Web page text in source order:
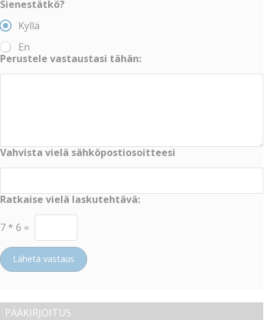
Sienestätkö?
Kyllä
En
Perustele vastaustasi tähän:
Vahvista vielä sähköpostiosoitteesi
Ratkaise vielä laskutehtävä:
7 * 6 =
Lähetä vastaus
PÄÄKIRJOITUS